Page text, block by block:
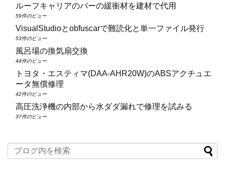
ルーフキャリアのバーの緩衝材を建材で代用
59件のビュー
VisualStudioとobfuscarで難読化と単一ファイル発行
53件のビュー
風呂場の換気扇交換
44件のビュー
トヨタ・エスティマ(DAA‑AHR20W)のABSアクチュエ
ータ無償修理
42件のビュー
高圧洗浄機の内部から水ダダ漏れで修理を試みる
37件のビュー